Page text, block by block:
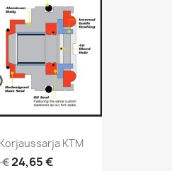
KTM
€24,65 €